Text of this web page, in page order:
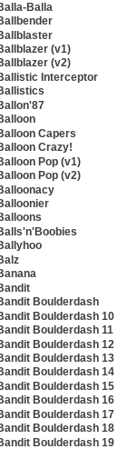
Balla
(v1)
(v2)
Interceptor
Capers
Crazy!
Pop (v1)
Pop (v2)
Boulderdash
Boulderdash 10
Boulderdash 11
Boulderdash 12
Boulderdash 13
Boulderdash 14
Boulderdash 15
Boulderdash 16
Boulderdash 17
Boulderdash 18
Boulderdash 19